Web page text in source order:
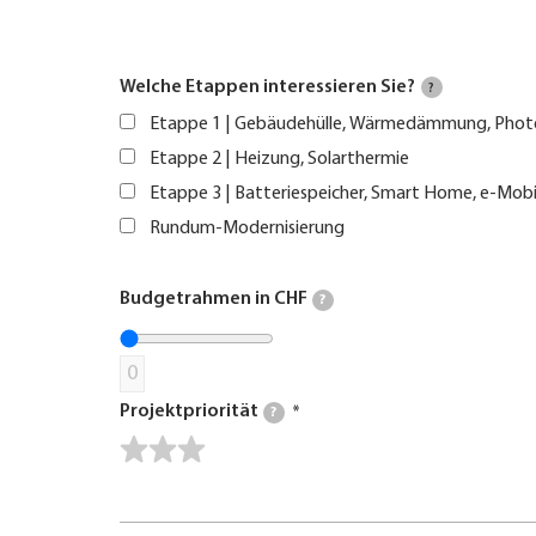
Welche Etappen interessieren Sie? ?
Etappe 1 | Gebäudehülle, Wärmedämmung,
Etappe 2 | Heizung, Solarthermie
Etappe 3 | Batteriespeicher, Smart Home, e-
Rundum-Modernisierung
Budgetrahmen in CHF ?
0
Projektpriorität ?